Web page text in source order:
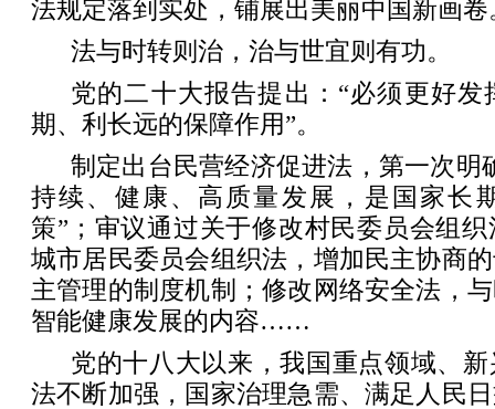
法规定落到实处，铺展出美丽中国新画卷
法与时转则治，治与世宜则有功。
党的二十大报告提出：“必须更好
期、利长远的保障作用”。
制定出台民营经济促进法，第一次明
持续、健康、高质量发展，是国家长
策”；审议通过关于修改村民委员会组
城市居民委员会组织法，增加民主协商
主管理的制度机制；修改网络安全法，
智能健康发展的内容……
党的十八大以来，我国重点领域、
法不断加强，国家治理急需、满足人民